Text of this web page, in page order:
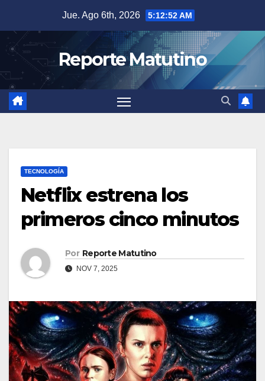
contenido
Jue. Ago 6th, 2026 5:12:53 AM
Reporte Matutino
TECNOLOGÍA
Netflix estrena los
primeros cinco minutos
Por Reporte Matutino
NOV 7, 2025